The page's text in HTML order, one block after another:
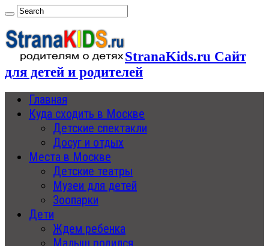
StranaKids.ru Сайт
для детей и родителей
Главная
Куда сходить в Москве
Детские спектакли
Досуг и отдых
Места в Москве
Детские театры
Музеи для детей
Зоопарки
Дети
Ждем ребенка
Малыш родился